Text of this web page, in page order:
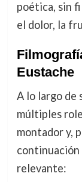
poética, sin
el dolor, la
Eustache
A lo largo de
múltiples
montador y,
continuación
relevante: